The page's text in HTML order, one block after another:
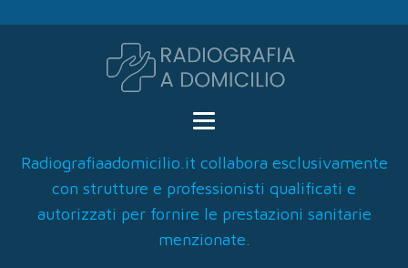
Radiografiaadomicilio.it collabora esclusivamente
con strutture e professionisti qualificati e
autorizzati per fornire le prestazioni sanitarie
menzionate.